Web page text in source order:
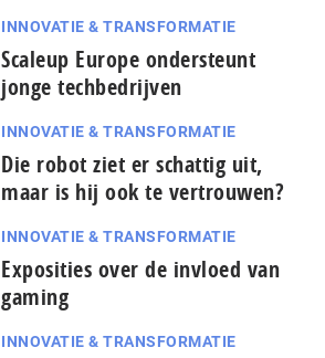
INNOVATIE & TRANSFORMATIE
Scaleup Europe ondersteunt
jonge techbedrijven
INNOVATIE & TRANSFORMATIE
Die robot ziet er schattig uit,
maar is hij ook te vertrouwen?
INNOVATIE & TRANSFORMATIE
Exposities over de invloed van
gaming
INNOVATIE & TRANSFORMATIE